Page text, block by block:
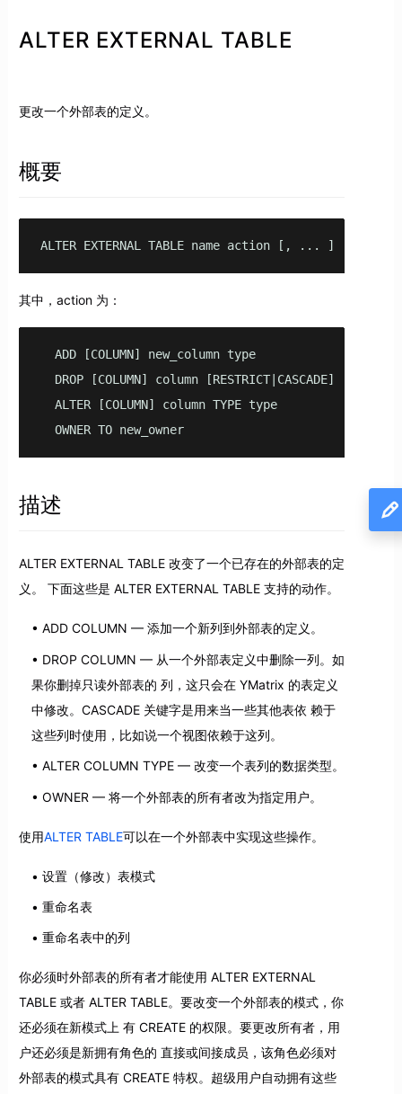
ALTER EXTERNAL TABLE
更改一个外部表的定义。
概要
ALTER EXTERNAL TABLE name action [, ... ]
其中，action 为：
  ADD [COLUMN] new_column type
  DROP [COLUMN] column [RESTRICT|CASCADE]
  ALTER [COLUMN] column TYPE type
  OWNER TO new_owner
描述
ALTER EXTERNAL TABLE 改变了一个已存在的外部表的定
义。 下面这些是 ALTER EXTERNAL TABLE 支持的动作。
ADD COLUMN — 添加一个新列到外部表的定义。
DROP COLUMN — 从一个外部表定义中删除一列。如
果你删掉只读外部表的 列，这只会在 YMatrix 的表定义
中修改。CASCADE 关键字是用来当一些其他表依 赖于
这些列时使用，比如说一个视图依赖于这列。
ALTER COLUMN TYPE — 改变一个表列的数据类型。
OWNER — 将一个外部表的所有者改为指定用户。
使用ALTER TABLE可以在一个外部表中实现这些操作。
设置（修改）表模式
重命名表
重命名表中的列
你必须时外部表的所有者才能使用 ALTER EXTERNAL
TABLE 或者 ALTER TABLE。要改变一个外部表的模式，你
还必须在新模式上 有 CREATE 的权限。要更改所有者，用
户还必须是新拥有角色的 直接或间接成员，该角色必须对
外部表的模式具有 CREATE 特权。超级用户自动拥有这些